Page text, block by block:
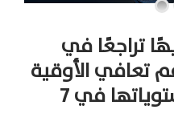
15 جنيهًا تراجعًا في
تعافي الأوقية
العالمية من أدنى مستوياتها في 7